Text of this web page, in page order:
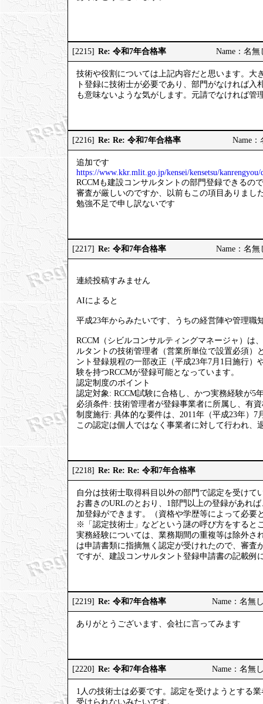
[2215] Re: 令和7年合格率 Name：名
技術や役割については上記内容だと思います。大
ト登録に技術士が必要であり、部門がなければ
も意味ないような気がします。元請でなければ
[2216] Re: Re: 令和7年合格率 Name
追加です
https://www.kkr.mlit.go.jp/kensei/kensetsu/
RCCMも建設コンサルタントの部門登録できるの
審査が厳しいのですか、以前もこの項目ありまし
勉強不足で申し訳ないです
[2217] Re: 令和7年合格率 Name：名
連続投稿すみません
AIによると
平成23年からみたいです、うちの経営陣や管理職
RCCM（シビルコンサルティングマネージャ）は
ルタントの技術管理者（営業所単位で設置必須
ント登録規程の一部改正（平成23年7月1日施行）
験を持つRCCMが登録可能となっています。
認定制度のポイント
認定対象: RCCM試験に合格し、かつ実務経験が5
必須条件: 技術管理者が登録事業者に所属し、有
制度施行: 具体的な要件は、2011年（平成23年）
この認定は個人ではなく事業者に対して行われ、
[2218] Re: Re: Re: 令和7年合格率
自分は技術士取得科目以外の部門で認定を受けて
お書きのURLのとおり、1部門以上の登録があれ
加登録ができます。（資格や学歴等によって必要
※「認定技術士」などという謎の呼び方をすると
実務経験については、業務期間の重複等は除外さ
は申請書類に指摘無く認定が受けれたので、審査
ですが、建設コンサルタント登録申請書の記載
[2219] Re: 令和7年合格率 Name：名無
ありがとうございます、会社に言ってみます
[2220] Re: 令和7年合格率 Name：名無
1人の技術士は必要です。認定を受けようとする
受けられないみたいです。